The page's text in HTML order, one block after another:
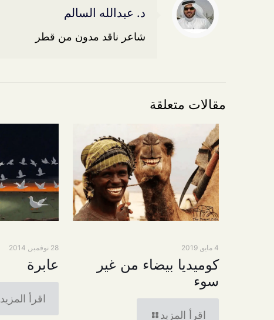
د. عبدالله السالم
شاعر ناقد مدون من قطر
مقالات متعلقة
4 مايو, 2019
كوميديا بيضاء من غير
سوء
اقرأ المزيد
28 نوفمبر, 2014
عابرة
اقرأ المزيد